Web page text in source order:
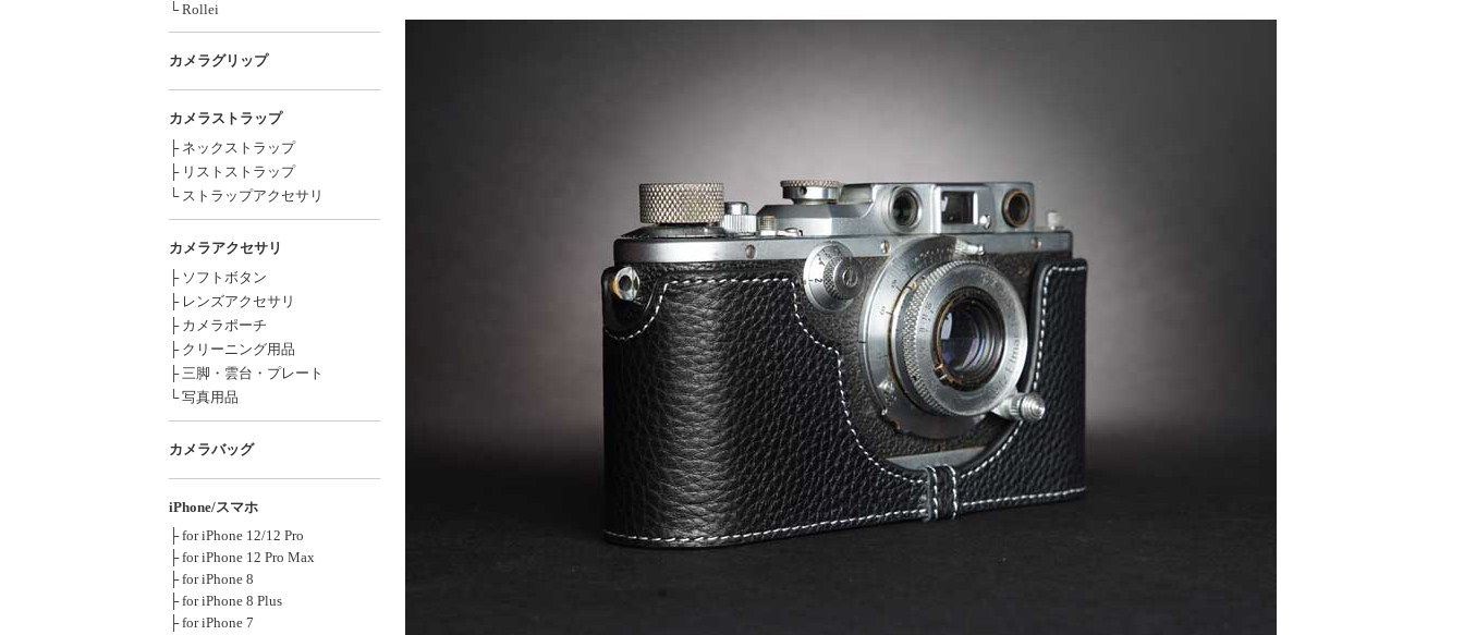
└ Rollei
カメラグリップ
カメラストラップ
├ ネックストラップ
├ リストストラップ
└ ストラップアクセサリ
カメラアクセサリ
├ ソフトボタン
├ レンズアクセサリ
├ カメラポーチ
├ クリーニング用品
├ 三脚・雲台・プレート
└ 写真用品
カメラバッグ
iPhone/スマホ
├ for iPhone 12/12 Pro
├ for iPhone 12 Pro Max
├ for iPhone 8
├ for iPhone 8 Plus
├ for iPhone 7